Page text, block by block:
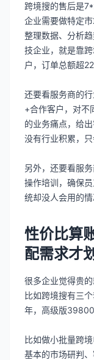
跨境搜的售后是
企业需要做特定
整理数据、分析
技企业，就是靠
户，订单总额超
还要看服务商的
+合作客户，对不
的业务痛点，给
没有行业积累，
另外，还要看服
操作培训，确保
统却没人会用的情
性价比算
配需求才
很多企业觉得贵
比如跨境搜有三
年，高级版
比如做小批量跨
基本的市场研判